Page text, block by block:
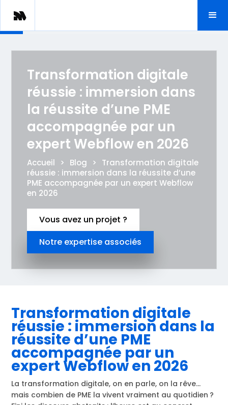
Transformation digitale
réussie : immersion dans
la réussite d’une PME
accompagnée par un
expert Webflow en 2026
Accueil > Blog >
Transformation digitale
réussie : immersion dans la réussite d’une
PME accompagnée par un expert Webflow
en 2026
Vous avez un projet ?
Notre expertise associés
Transformation digitale
réussie : immersion dans la
réussite d’une PME
accompagnée par un
expert Webflow en 2026
La transformation digitale, on en parle, on la rêve…
mais combien de PME la vivent vraiment au quotidien ?